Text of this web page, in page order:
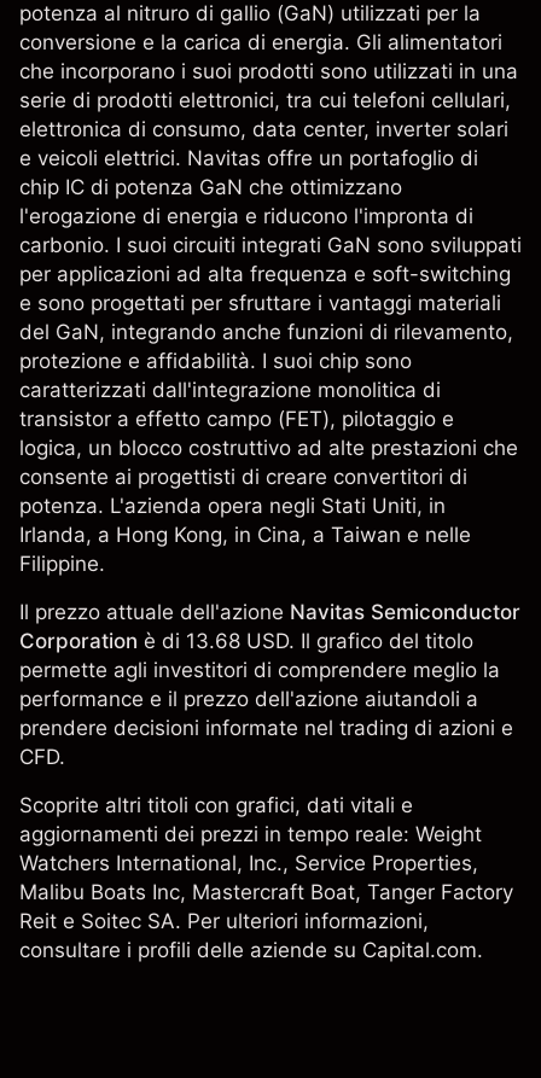
potenza al nitruro di gallio (GaN) utilizzati per la
conversione e la carica di energia. Gli alimentatori
che incorporano i suoi prodotti sono utilizzati in una
serie di prodotti elettronici, tra cui telefoni cellulari,
elettronica di consumo, data center, inverter solari
e veicoli elettrici. Navitas offre un portafoglio di
chip IC di potenza GaN che ottimizzano
l'erogazione di energia e riducono l'impronta di
carbonio. I suoi circuiti integrati GaN sono sviluppati
per applicazioni ad alta frequenza e soft-switching
e sono progettati per sfruttare i vantaggi materiali
del GaN, integrando anche funzioni di rilevamento,
protezione e affidabilità. I suoi chip sono
caratterizzati dall'integrazione monolitica di
transistor a effetto campo (FET), pilotaggio e
logica, un blocco costruttivo ad alte prestazioni che
consente ai progettisti di creare convertitori di
potenza. L'azienda opera negli Stati Uniti, in
Irlanda, a Hong Kong, in Cina, a Taiwan e nelle
Filippine.
Il prezzo attuale dell'azione Navitas Semiconductor
Corporation è di 13.68 USD. Il grafico del titolo
permette agli investitori di comprendere meglio la
performance e il prezzo dell'azione aiutandoli a
prendere decisioni informate nel trading di azioni e
CFD.
Scoprite altri titoli con grafici, dati vitali e
aggiornamenti dei prezzi in tempo reale: Weight
Watchers International, Inc., Service Properties,
Malibu Boats Inc, Mastercraft Boat, Tanger Factory
Reit e Soitec SA. Per ulteriori informazioni,
consultare i profili delle aziende su Capital.com.